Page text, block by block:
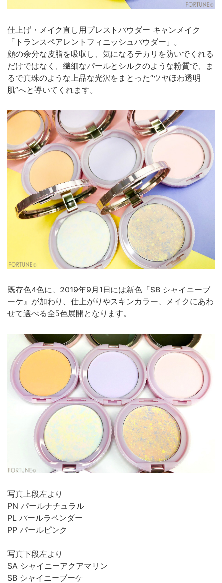
仕上げ・メイク直し用プレストパウダー キャンメイク
「トランスペアレントフィニッシュパウダー」。
顔の余分な皮脂を吸収し、気になるテカリを防いでくれる
だけではなく、繊細なパールとシルクのような粉質で、ま
るで真珠のような上品な光沢をまとった“ツヤほわ透明
肌”へと導いてくれます。
既存色4色に、2019年9月1日には新色『SB シャイニーブ
ーケ』が加わり、仕上がりやスキンカラー、メイクにあわ
せて選べる全5色展開となります。
写真上段左より
PN パールナチュラル
PL パールラベンダー
PP パールピンク
写真下段左より
SA シャイニーアクアマリン
SB シャイニーブーケ